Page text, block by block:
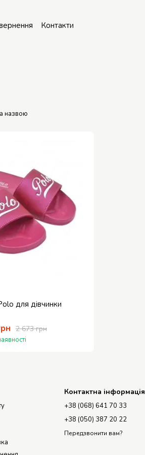
Контакти
назвою
для дівчинки
2 673 грн
Контактна інформація
+38 (068) 641 70 33
+38 (050) 387 20 22
Передзвонити вам?